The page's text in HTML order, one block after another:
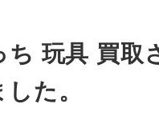
ち 玩具 買取
た。